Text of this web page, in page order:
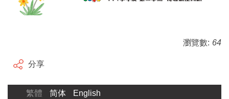
瀏覽數: 64
分享
繁體 简体 English